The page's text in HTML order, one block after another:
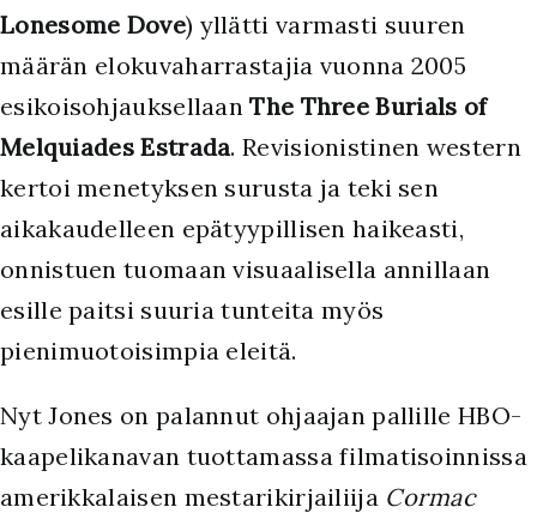
Lonesome Dove) yllätti varmasti suuren
määrän elokuvaharrastajia vuonna 2005
esikoisohjauksellaanThe Three Burials of
Melquiades Estrada. Revisionistinen western
kertoi menetyksen surusta ja teki sen
aikakaudelleen epätyypillisen haikeasti,
onnistuen tuomaan visuaalisella annillaan
esille paitsi suuria tunteita myös
pienimuotoisimpia eleitä.
Nyt Jones on palannut ohjaajan pallille HBO-
kaapelikanavan tuottamassa filmatisoinnissa
amerikkalaisen mestarikirjailiija Cormac